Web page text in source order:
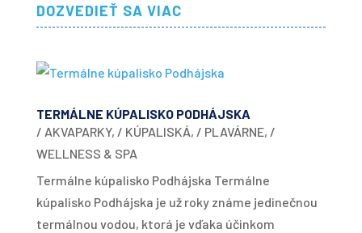
DOZVEDIEŤ SA VIAC
TERMÁLNE KÚPALISKO PODHÁJSKA
/ AKVAPARKY, / KÚPALISKÁ, / PLAVÁRNE, /
WELLNESS & SPA
Termálne kúpalisko Podhájska Termálne
kúpalisko Podhájska je už roky známe jedinečnou
termálnou vodou, ktorá je vďaka účinkom